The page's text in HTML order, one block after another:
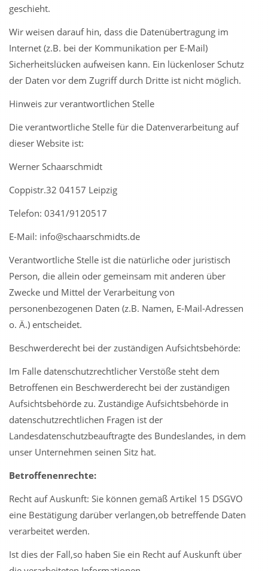
geschieht.
Wir weisen darauf hin, dass die Datenübertragung im
Internet (z.B. bei der Kommunikation per E-Mail)
Sicherheitslücken aufweisen kann. Ein lückenloser Schutz
der Daten vor dem Zugriff durch Dritte ist nicht möglich.
Hinweis zur verantwortlichen Stelle
Die verantwortliche Stelle für die Datenverarbeitung auf
dieser Website ist:
Werner Schaarschmidt
Coppistr.32 04157 Leipzig
Telefon: 0341/9120517
E-Mail: info@schaarschmidts.de
Verantwortliche Stelle ist die natürliche oder juristisch
Person, die allein oder gemeinsam mit anderen über
Zwecke und Mittel der Verarbeitung von
personenbezogenen Daten (z.B. Namen, E-Mail-Adressen
o. Ä.) entscheidet.
Beschwerderecht bei der zuständigen Aufsichtsbehörde:
Im Falle datenschutzrechtlicher Verstöße steht dem
Betroffenen ein Beschwerderecht bei der zuständigen
Aufsichtsbehörde zu. Zuständige Aufsichtsbehörde in
datenschutzrechtlichen Fragen ist der
Landesdatenschutzbeauftragte des Bundeslandes, in dem
unser Unternehmen seinen Sitz hat.
Betroffenenrechte:
Recht auf Auskunft: Sie können gemäß Artikel 15 DSGVO
eine Bestätigung darüber verlangen,ob betreffende Daten
verarbeitet werden.
Ist dies der Fall,so haben Sie ein Recht auf Auskunft über